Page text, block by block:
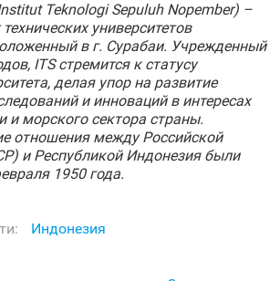
Teknologi Sepuluh Nopember) –
университетов
в г. Сурабаи. Учрежденный
ITS стремится к статусу
делая упор на развитие
и инноваций в интересах
морского сектора страны.
отношения между Российской
и Республикой Индонезия были
1950 года.
Индонезия